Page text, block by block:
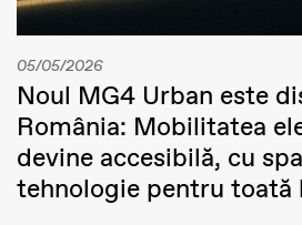
05/05/2026
Noul MG4 Urban este
România: Mobilitatea
devine accesibilă, cu
tehnologie pentru toată